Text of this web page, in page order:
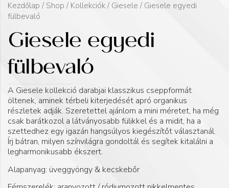
Kezdőlap / Shop / Kollekciók / Giesele / Giesele egyedi
fülbevaló
Giesele egyedi
fülbevaló
A Giesele kollekció darabjai klasszikus cseppformát
öltenek, aminek térbeli kiterjedését apró organikus
részletek adják. Szeretettel ajánlom a mini méretet, ha még
csak barátkozol a látványosabb fülikkel és a midit, ha a
szettedhez egy igazán hangsúlyos kiegészítőt választanál.
Írj bátran, milyen színvilágra gondoltál és segítek kitalálni a
legharmonikusabb ékszert.
Alapanyag: üveggyöngy & kecskebőr